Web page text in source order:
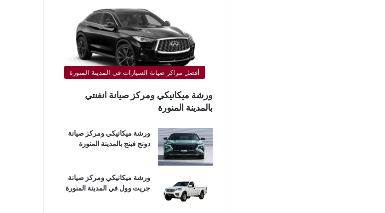
أفضل مراكز صيانة السيارات في المدينة المنورة
ورشة ميكانيكي ومركز صيانة انفنتي
بالمدينة المنورة
ورشة ميكانيكي ومركز صيانة
دونج فينج بالمدينة المنورة
ورشة ميكانيكي ومركز صيانة
جريت وول في المدينة المنورة